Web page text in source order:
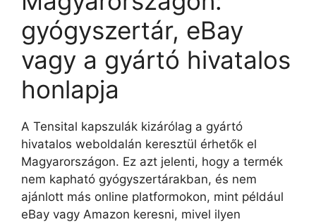
gyógyszertár, eBay
vagy a gyártó hivatalos
honlapja
A Tensital kapszulák kizárólag a gyártó
hivatalos weboldalán keresztül érhetők el
Magyarországon. Ez azt jelenti, hogy a termék
nem kapható gyógyszertárakban, és nem
ajánlott más online platformokon, mint például
eBay vagy Amazon keresni, mivel ilyen